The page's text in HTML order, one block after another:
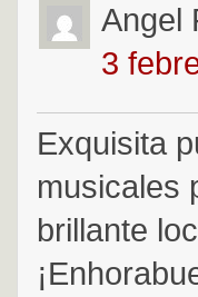
Angel
3
Exquisita
musicales
brillante